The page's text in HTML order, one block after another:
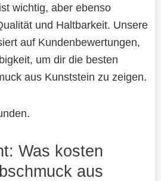
wichtig, aber ebenso
und Haltbarkeit. Unsere
auf Kundenbewertungen,
um dir die besten
aus Kunststein zu zeigen.
Was kosten
aus